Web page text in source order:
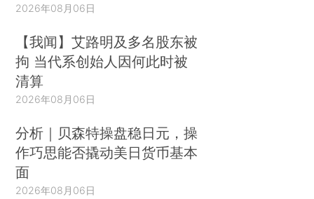
2026年08月06日
【我闻】艾路明及多名股东被
拘 当代系创始人因何此时被
清算
2026年08月06日
分析｜贝森特操盘稳日元，操
作巧思能否撬动美日货币基本
面
2026年08月06日